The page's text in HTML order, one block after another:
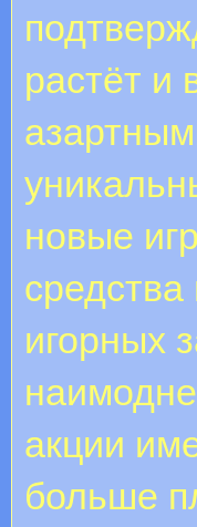
растёт и
новые
игорных
акции
больше